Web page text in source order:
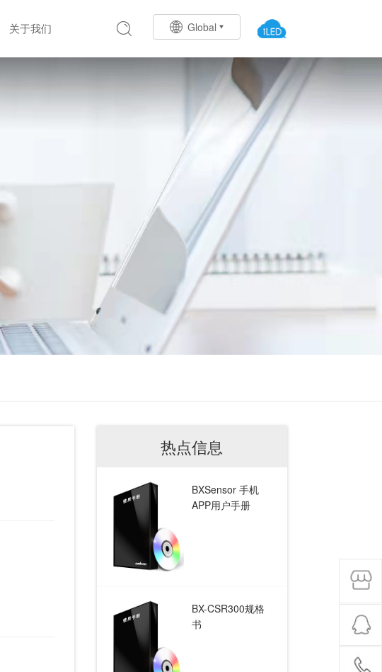
关于我们 Global
热点信息
BXSensor 手机
APP用户手册
BX-CSR300规格
书